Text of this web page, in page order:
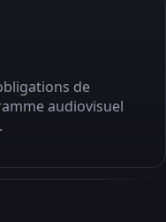
de
audiovisuel